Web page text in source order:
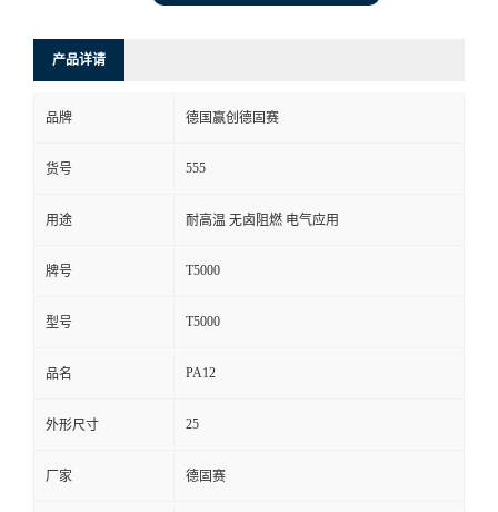
产品详请
品牌 德国赢创德固赛
货号 555
用途 耐高温 无卤阻燃 电气应用
牌号 T5000
型号 T5000
品名 PA12
外形尺寸 25
厂家 德固赛